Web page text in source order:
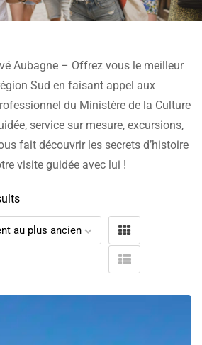
Aubagne – Offrez vous le meilleur
Sud en faisant appel aux
du Ministère de la Culture
service sur mesure, excursions,
fait découvrir les secrets d’histoire
visite guidée avec lui !